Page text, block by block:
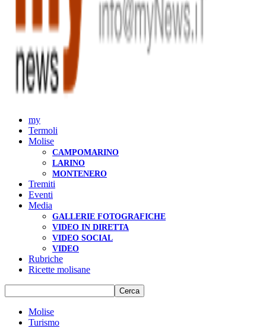
my
Termoli
Molise
CAMPOMARINO
LARINO
MONTENERO
Tremiti
Eventi
Media
GALLERIE FOTOGRAFICHE
VIDEO IN DIRETTA
VIDEO SOCIAL
VIDEO
Rubriche
Ricette molisane
Molise
Turismo